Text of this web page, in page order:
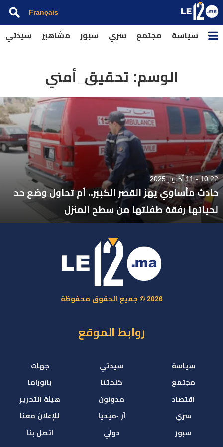
Français
سياسة مجتمع سري سبور مشاهير سيدتي
الوسم: تحقيق_أمني
10:22 - 11 أكتوبر 2025
حادث مأساوي يهز القصر الكبير.. أم تحاول وضع حد
لحياتها رفقة طفلتها من سطح المنزل
2026 © جميع الحقوق محفوظة
روابط الموقع
سياسة
مجتمع
اقتصاد
سري
سبور
سيدتي
كلمتنا
مدونون
آر -ميديا
دولي
جهات
بانوراما
هيئة التحرير
للإعلان معنا
اتصل بنا